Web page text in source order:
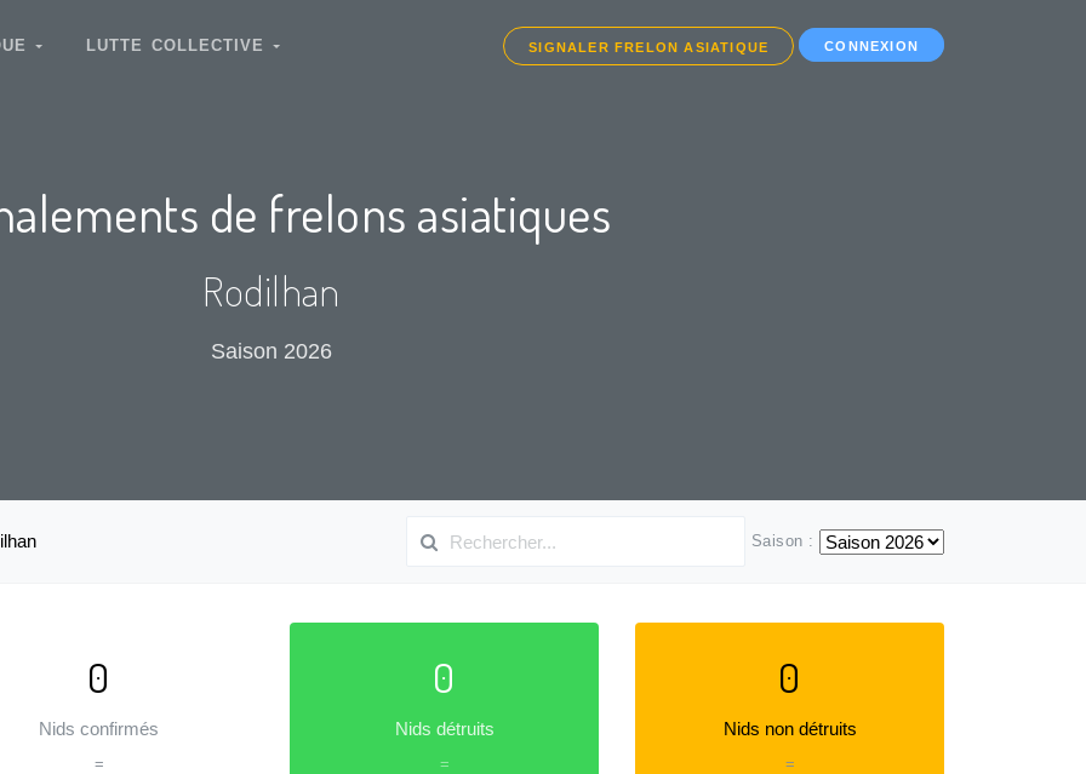
LUTTE COLLECTIVE SIGNALER FRELON ASIATIQUE CONNEXION
de frelons asiatiques
Rodilhan
Saison 2026
Saison :
0
Nids confirmés
=
0
Nids détruits
=
0
Nids non détruits
=